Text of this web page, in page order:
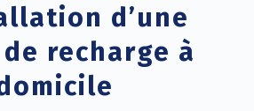
d’une
recharge à